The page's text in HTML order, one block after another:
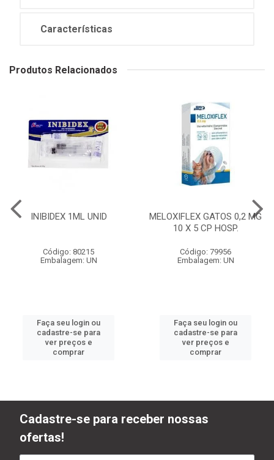
Características
Produtos Relacionados
INIBIDEX 1ML UNID
Código: 80215
Embalagem: UN
Faça seu login ou
cadastre-se para
ver preços e
comprar
MELOXIFLEX GATOS 0,2 MG
10 X 5 CP HOSP.
Código: 79956
Embalagem: UN
Faça seu login ou
cadastre-se para
ver preços e
comprar
Cadastre-se para receber nossas
ofertas!